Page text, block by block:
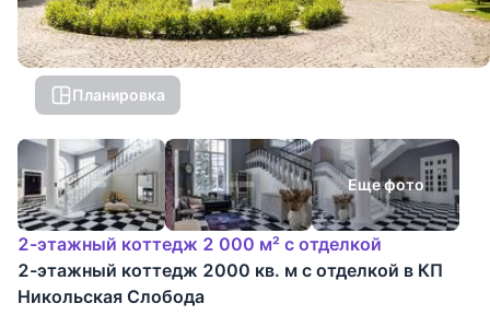
Планировка
Еще фото
2-этажный коттедж 2 000 м² с отделкой
2-этажный коттедж 2000 кв. м с отделкой в КП
Никольская Слобода